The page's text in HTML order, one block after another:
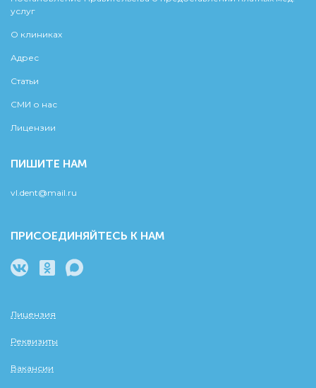
услуг
О клиниках
Адрес
Статьи
СМИ о нас
Лицензии
ПИШИТЕ НАМ
vl.dent@mail.ru
ПРИСОЕДИНЯЙТЕСЬ К НАМ
Лицензия
Реквизиты
Вакансии